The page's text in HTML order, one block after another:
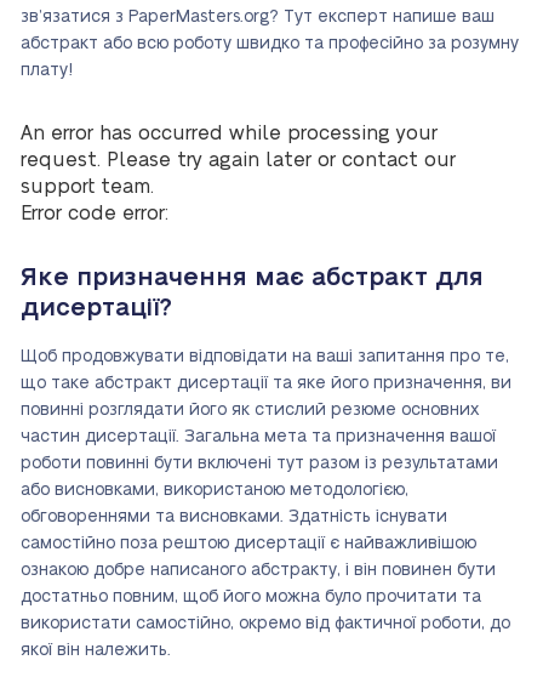
зв’язатися з PaperMasters.org? Тут експерт напише ваш
абстракт або всю роботу швидко та професійно за розумну
плату!
An error has occurred while processing your
request. Please try again later or contact our
support team.
Error code error:
Яке призначення має абстракт для
дисертації?
Щоб продовжувати відповідати на ваші запитання про те,
що таке абстракт дисертації та яке його призначення, ви
повинні розглядати його як стислий резюме основних
частин дисертації. Загальна мета та призначення вашої
роботи повинні бути включені тут разом із результатами
або висновками, використаною методологією,
обговореннями та висновками. Здатність існувати
самостійно поза рештою дисертації є найважливішою
ознакою добре написаного абстракту, і він повинен бути
достатньо повним, щоб його можна було прочитати та
використати самостійно, окремо від фактичної роботи, до
якої він належить.